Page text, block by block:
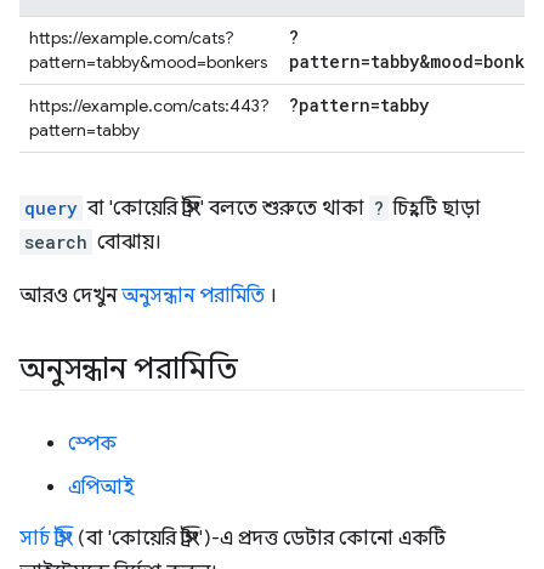
https://example.com/cats?
pattern=tabby&mood=bonkers
?
https://example.com/cats:443?
pattern=tabby
?pattern=tabby
query বা 'কোয়েরি স্ট্রিং' বলতে শুরুতে থাকা ? চিহ্নটি ছাড়া
search বোঝায়।
আরও দেখুনঅনুসন্ধান পরামিতি ।
অনুসন্ধান পরামিতি
স্পেক
এপিআই
সার্চ স্ট্রিং (বা 'কোয়েরি স্ট্রিং')-এ প্রদত্ত ডেটার কোনো একটি